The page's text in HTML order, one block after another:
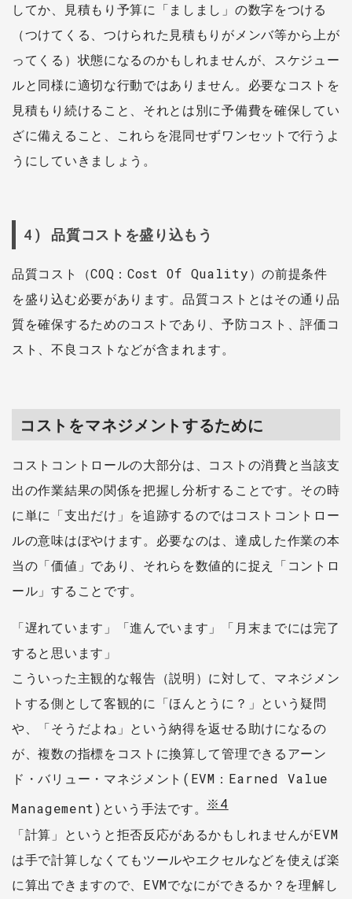
してか、見積もり予算に「ましまし」の数字をつける
（つけてくる、つけられた見積もりがメンバ等から上が
ってくる）状態になるのかもしれませんが、スケジュー
ルと同様に適切な行動ではありません。必要なコストを
見積もり続けること、それとは別に予備費を確保してい
ざに備えること、これらを混同せずワンセットで行うよ
うにしていきましょう。
4) 品質コストを盛り込もう
品質コスト（COQ：Cost Of Quality）の前提条件
を盛り込む必要があります。品質コストとはその通り品
質を確保するためのコストであり、予防コスト、評価コ
スト、不良コストなどが含まれます。
コストをマネジメントするために
コストコントロールの大部分は、コストの消費と当該支
出の作業結果の関係を把握し分析することです。その時
に単に「支出だけ」を追跡するのではコストコントロー
ルの意味はぼやけます。必要なのは、達成した作業の本
当の「価値」であり、それらを数値的に捉え「コントロ
ール」することです。
「遅れています」「進んでいます」「月末までには完了
すると思います」
こういった主観的な報告（説明）に対して、マネジメン
トする側として客観的に「ほんとうに？」という疑問
や、「そうだよね」という納得を返せる助けになるの
が、複数の指標をコストに換算して管理できるアーン
ド・バリュー・マネジメント(EVM：Earned Value
Management)という手法です。※4
「計算」というと拒否反応があるかもしれませんがEVM
は手で計算しなくてもツールやエクセルなどを使えば楽
に算出できますので、EVMでなにができるか？を理解し